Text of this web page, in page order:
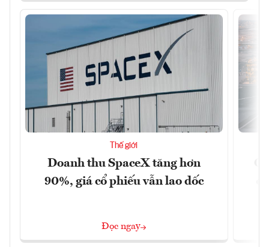
Thế giới
Doanh thu SpaceX tăng hơn
90%, giá cổ phiếu vẫn lao dốc
Đọc ngay